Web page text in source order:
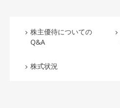
株主優待についての
Q&A
株式状況